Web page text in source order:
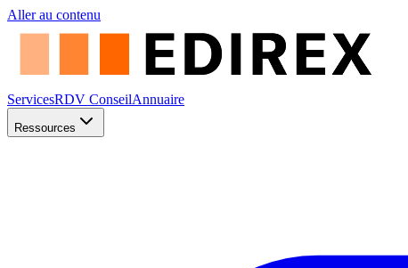
Aller au contenu
ServicesRDV ConseilAnnuaire
Ressources